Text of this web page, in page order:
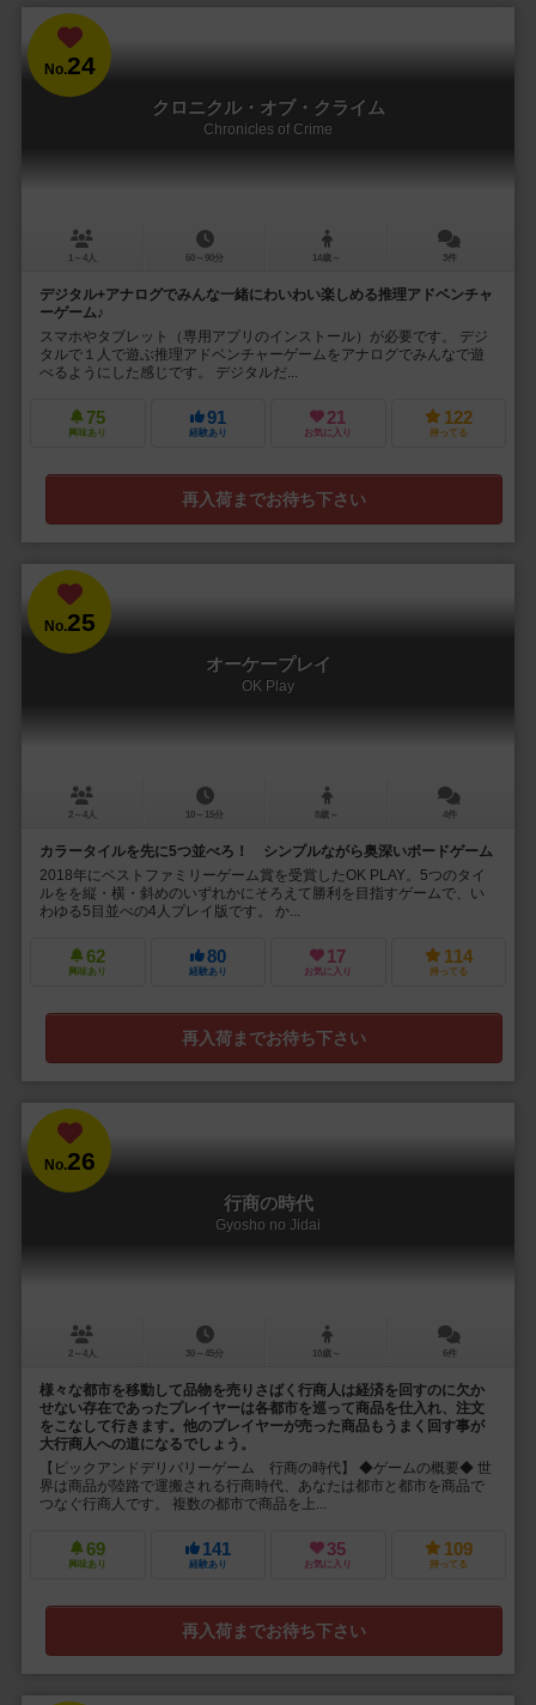
No.24
クロニクル・オブ・クライム
Chronicles of Crime
1～4人 60～90分 14歳～ 3件
デジタル+アナログでみんな一緒にわいわい楽しめる推理アドベンチャ
ーゲーム♪
スマホやタブレット（専用アプリのインストール）が必要です。 デジ
タルで１人で遊ぶ推理アドベンチャーゲームをアナログでみんなで遊
べるようにした感じです。 デジタルだ...
75
興味あり
91
経験あり
21
お気に入り
122
持ってる
再入荷までお待ち下さい
No.25
オーケープレイ
OK Play
2～4人 10～15分 8歳～ 4件
カラータイルを先に5つ並べろ！ シンプルながら奥深いボードゲーム
2018年にベストファミリーゲーム賞を受賞したOK PLAY。5つのタイ
ルをを縦・横・斜めのいずれかにそろえて勝利を目指すゲームで、い
わゆる5目並べの4人プレイ版です。 か...
62
興味あり
80
経験あり
17
お気に入り
114
持ってる
再入荷までお待ち下さい
No.26
行商の時代
Gyosho no Jidai
2～4人 30～45分 10歳～ 6件
様々な都市を移動して品物を売りさばく行商人は経済を回すのに欠か
せない存在であったプレイヤーは各都市を巡って商品を仕入れ、注文
をこなして行きます。他のプレイヤーが売った商品もうまく回す事が
大行商人への道になるでしょう。
【ピックアンドデリバリーゲーム 行商の時代】 ◆ゲームの概要◆ 世
界は商品が陸路で運搬される行商時代、あなたは都市と都市を商品で
つなぐ行商人です。 複数の都市で商品を上...
69
興味あり
141
経験あり
35
お気に入り
109
持ってる
再入荷までお待ち下さい